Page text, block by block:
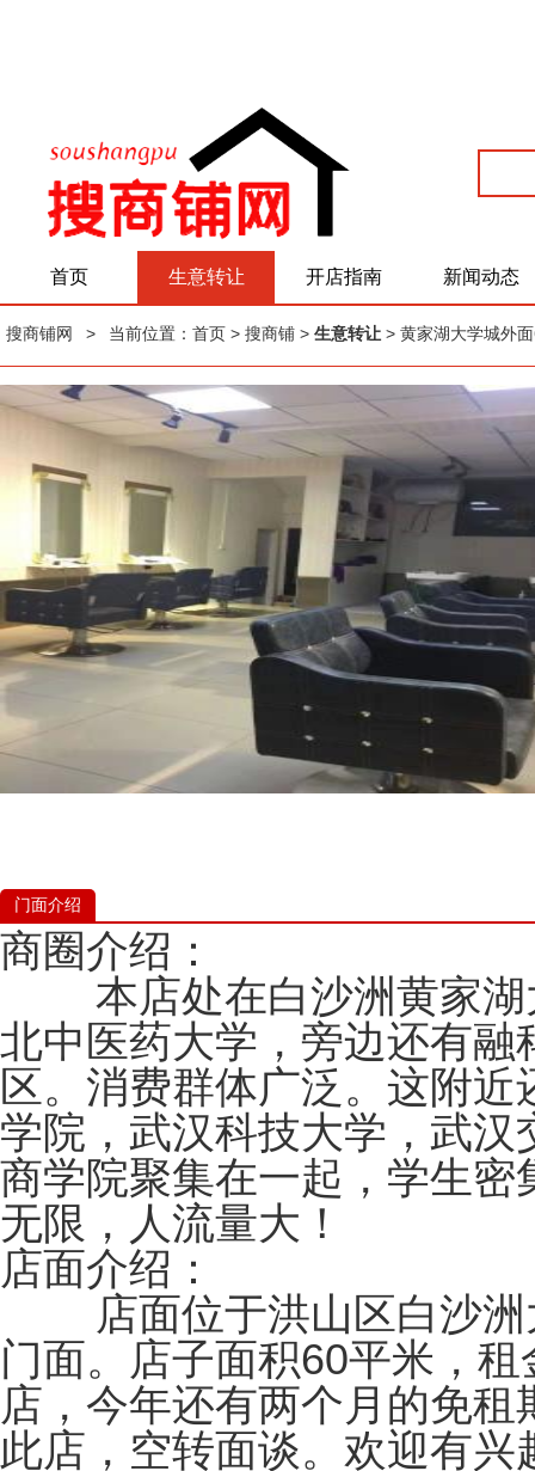
首页 生意转让 开店指南 新闻动态
搜商铺网 > 当前位置： 首页 > 搜商铺 > 生意转让 > 黄家湖大学城外
门面介绍
商圈介绍：
本店处在白沙洲黄家湖
北中医药大学，旁边还有融
区。消费群体广泛。这附
学院，武汉科技大学，武
商学院聚集在一起，学生
无限，人流量大！
店面介绍：
店面位于洪山区白沙洲
门面。店子面积60平米，
店，今年还有两个月的免
此店，空转面谈。欢迎有